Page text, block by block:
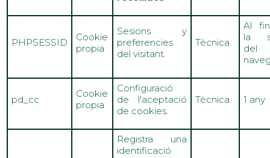
PHPSESSID
Cookie
propia
Sesions y
preferencies
del visitant.
Tècnica.
Al
la
del
pd_cc
Cookie
propia
Configuració
de l'aceptació
de cookies.
Tècnica. 1 any
Registra una
identificació